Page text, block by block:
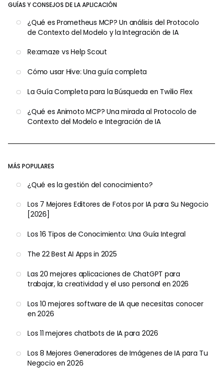
GUÍAS Y CONSEJOS DE LA APLICACIÓN
¿Qué es Prometheus MCP? Un análisis del Protocolo
de Contexto del Modelo y la Integración de IA
Re:amaze vs Help Scout
Cómo usar Hive: Una guía completa
La Guía Completa para la Búsqueda en Twilio Flex
¿Qué es Animoto MCP? Una mirada al Protocolo de
Contexto del Modelo e Integración de IA
MÁS POPULARES
¿Qué es la gestión del conocimiento?
Los 7 Mejores Editores de Fotos por IA para Su Negocio
[2026]
Los 16 Tipos de Conocimiento: Una Guía Integral
The 22 Best AI Apps in 2025
Las 20 mejores aplicaciones de ChatGPT para
trabajar, la creatividad y el uso personal en 2026
Los 10 mejores software de IA que necesitas conocer
en 2026
Los 11 mejores chatbots de IA para 2026
Los 8 Mejores Generadores de Imágenes de IA para Tu
Negocio en 2026